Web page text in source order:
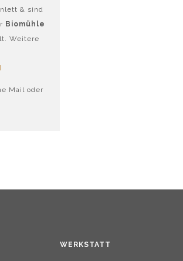
& sind
Biomühle
Weitere
Mail oder
WERKSTATT